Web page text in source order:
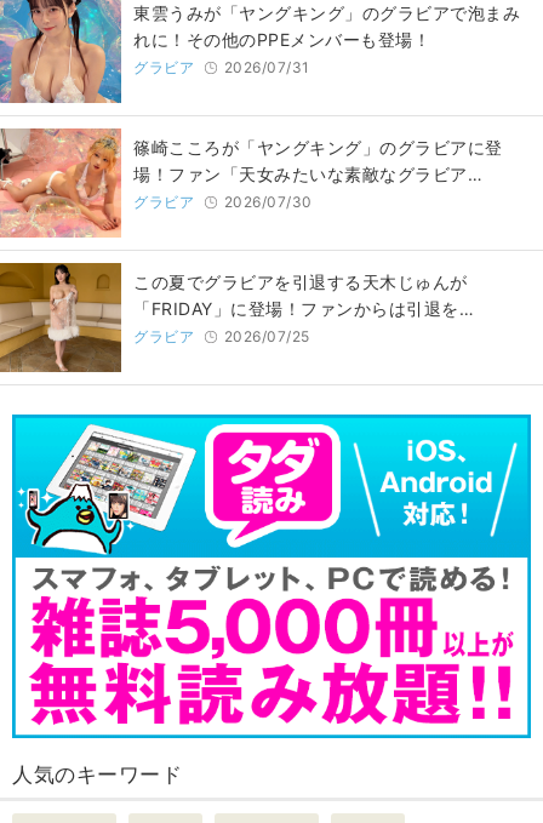
東雲うみが「ヤングキング」のグラビアで泡まみ
れに！その他のPPEメンバーも登場！
グラビア 2026/07/31
篠崎こころが「ヤングキング」のグラビアに登
場！ファン「天女みたいな素敵なグラビア…
グラビア 2026/07/30
この夏でグラビアを引退する天木じゅんが
「FRIDAY」に登場！ファンからは引退を…
グラビア 2026/07/25
人気のキーワード